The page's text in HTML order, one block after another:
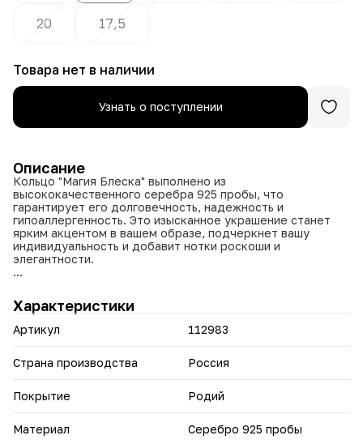
20 17,5
Товара нет в наличии
Узнать о поступлении
Описание
Кольцо "Магия Блеска" выполнено из
высококачественного серебра 925 пробы, что
гарантирует его долговечность, надежность и
гипоаллергенность. Это изысканное украшение станет
ярким акцентом в вашем образе, подчеркнет вашу
индивидуальность и добавит нотки роскоши и
элегантности.
бесцветных муассанита круглой огранки диаметром 6,5
мм и 5 мм, оба с весом по 1,000 карата. Эти
искусственные камни славятся своим исключительным
блеском, прозрачностью и внутренним свечением,
эффект магии и притягательности, делая кольцо
гармоничным расположением двух центральных
муассанитов. В сочетании с аккуратной оправой и
Характеристики
Артикул 112983
Страна производства Россия
Покрытие Родий
Материал Серебро 925 пробы